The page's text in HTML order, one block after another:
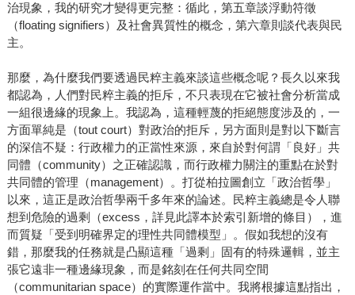
治現象，我的研究才變得更完整：循此，第五章談浮動符徵
（floating signifiers）及社會異質性的概念，第六章則談代表與民
主。
那麼，為什麼我們要透過民粹主義來談這些概念呢？長久以來我
都認為，人們對民粹主義的拒斥，不只表現在它被社會分析當成
一組很邊緣的現象上。我認為，這種輕蔑的拒絕態度涉及的，一
方面單純是（tout court）對政治的拒斥，另方面則是對以下斷言
的深信不疑：行政權力的正當性來源，來自於對何謂「良好」共
同體（community）之正確認識，而行政權力關注的重點在於對
共同體的管理（management）。打從柏拉圖創立「政治哲學」
以來，這正是政治哲學兩千多年來的論述。民粹主義總是令人聯
想到危險的過剩（excess，詳見此譯本於索引新增的條目），進
而質疑「受到明確界定的理性共同體模型」。假如我想的沒有
錯，那麼我的任務就是凸顯這種「過剩」固有的特殊邏輯，並主
張它遠非一種邊緣現象，而是銘刻在任何共同空間
（communitarian space）的實際運作當中。我將根據這點指出，